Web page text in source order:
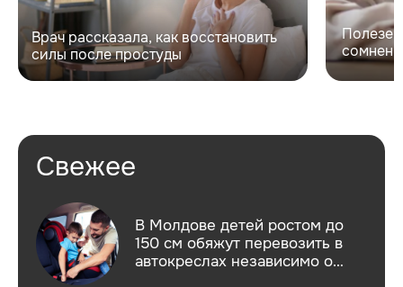
Врач рассказала, как восстановить
силы после простуды
Свежее
В Молдове детей ростом до
150 см обяжут перевозить в
автокреслах независимо от